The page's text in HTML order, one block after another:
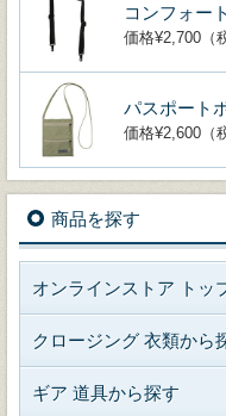
コンフォー
価格¥2,700（
パスポート
価格¥2,600（
商品を探す
オンラインストア トッ
クロージング 衣類から
ギア 道具から探す